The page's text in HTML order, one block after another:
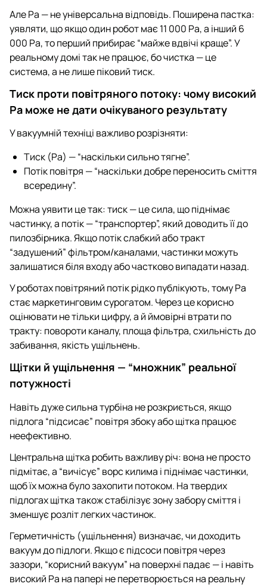
Але Pa — не універсальна відповідь. Поширена пастка:
уявляти, що якщо один робот має 11 000 Pa, а інший 6
000 Pa, то перший прибирає “майже вдвічі краще”. У
реальному домі так не працює, бо чистка — це
система, а не лише піковий тиск.
Тиск проти повітряного потоку: чому високий
Pa може не дати очікуваного результату
У вакуумній техніці важливо розрізняти:
Тиск (Pa) — “наскільки сильно тягне”.
Потік повітря — “наскільки добре переносить сміття
всередину”.
Можна уявити це так: тиск — це сила, що піднімає
частинку, а потік — “транспортер”, який доводить її до
пилозбірника. Якщо потік слабкий або тракт
“задушений” фільтром/каналами, частинки можуть
залишатися біля входу або частково випадати назад.
У роботах повітряний потік рідко публікують, тому Pa
стає маркетинговим сурогатом. Через це корисно
оцінювати не тільки цифру, а й ймовірні втрати по
тракту: повороти каналу, площа фільтра, схильність до
забивання, якість ущільнень.
Щітки й ущільнення — “множник” реальної
потужності
Навіть дуже сильна турбіна не розкриється, якщо
підлога “підсисає” повітря збоку або щітка працює
неефективно.
Центральна щітка робить важливу річ: вона не просто
підмітає, а “вичісує” ворс килима і піднімає частинки,
щоб їх можна було захопити потоком. На твердих
підлогах щітка також стабілізує зону забору сміття і
зменшує розліт легких частинок.
Герметичність (ущільнення) визначає, чи доходить
вакуум до підлоги. Якщо є підсоси повітря через
зазори, “корисний вакуум” на поверхні падає — і навіть
високий Pa на папері не перетворюється на реальну